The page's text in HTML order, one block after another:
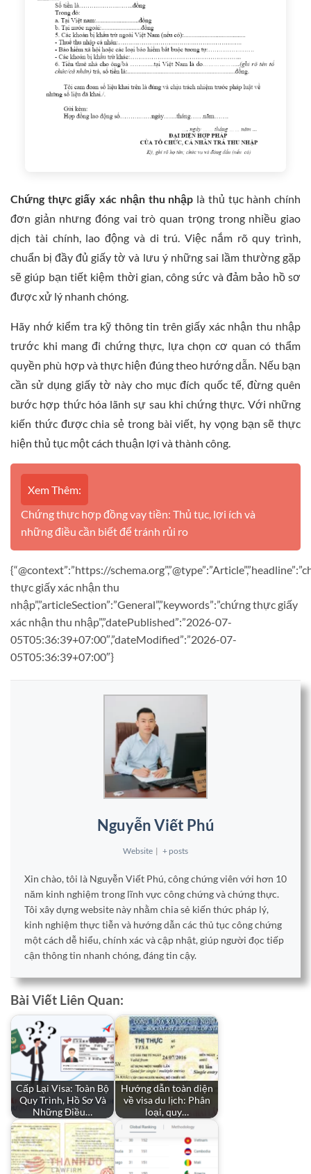
Chứng thực giấy xác nhận thu nhập là thủ tục hành chính
đơn giản nhưng đóng vai trò quan trọng trong nhiều giao
dịch tài chính, lao động và di trú. Việc nắm rõ quy trình,
chuẩn bị đầy đủ giấy tờ và lưu ý những sai lầm thường gặp
sẽ giúp bạn tiết kiệm thời gian, công sức và đảm bảo hồ sơ
được xử lý nhanh chóng.
Hãy nhớ kiểm tra kỹ thông tin trên giấy xác nhận thu nhập
trước khi mang đi chứng thực, lựa chọn cơ quan có thẩm
quyền phù hợp và thực hiện đúng theo hướng dẫn. Nếu bạn
cần sử dụng giấy tờ này cho mục đích quốc tế, đừng quên
bước hợp thức hóa lãnh sự sau khi chứng thực. Với những
kiến thức được chia sẻ trong bài viết, hy vọng bạn sẽ thực
hiện thủ tục một cách thuận lợi và thành công.
Xem Thêm:
Chứng thực hợp đồng vay tiền: Thủ tục, lợi ích và
những điều cần biết để tránh rủi ro
{“@context”:”https://
thực giấy xác nhận thu
nhập”,”articleSection”:”General”,”keywords”:”chứng thực giấy
xác nhận thu nhập”,”datePublished”:”2026-07-
05T05:36:39+07:00″,”dateModified”:”2026-07-
05T05:36:39+07:00″}
Nguyễn Viết Phú
Website | + posts
Xin chào, tôi là Nguyễn Viết Phú, công chứng viên với hơn 10
năm kinh nghiệm trong lĩnh vực công chứng và chứng thực.
Tôi xây dựng website này nhằm chia sẻ kiến thức pháp lý,
kinh nghiệm thực tiễn và hướng dẫn các thủ tục công chứng
một cách dễ hiểu, chính xác và cập nhật, giúp người đọc tiếp
cận thông tin nhanh chóng, đáng tin cậy.
Bài Viết Liên Quan:
Cấp Lại Visa: Toàn Bộ
Quy Trình, Hồ Sơ Và
Những Điều…
Hướng dẫn toàn diện
về visa du lịch: Phân
loại, quy…